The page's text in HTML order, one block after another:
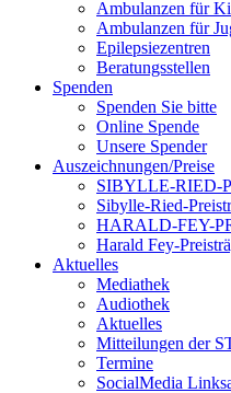
Ambulanzen für
Ambulanzen für
Epilepsiezentren
Beratungsstellen
Spenden
Spenden Sie bitte
Online Spende
Unsere Spender
Auszeichnungen/Preise
SIBYLLE-RIED-
Sibylle-Ried-
HARALD-FEY-
Harald Fey-
Aktuelles
Mediathek
Audiothek
Aktuelles
Mitteilungen der
Termine
SocialMedia